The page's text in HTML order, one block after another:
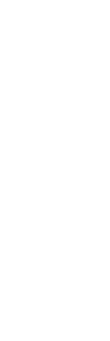
De eerbied,
vertolkt de
God zelf
Zijn de
niet?
die wij
zouden
God
die wij
zou
geloven